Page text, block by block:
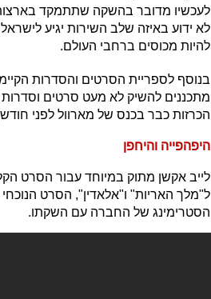
לעכשיו מדובר בהשקה שתתמקד בארצות
לא ידוע באיזה שלב השירות יגיע
להיות מכוסים ברחבי העולם.
בנוסף לספריית הסרטים והסדרות
מתכננים להשיק לא מעט סרטים
הכרזות כבר בכנס של מארוול לפני
היפהפייה והיחפן
לייב אקשן מתוק במיוחד עבור הסרט
ל"מלך האריות" ו"אלאדין", הסרט הנוכחי
הסטרימינג של החברה עם השקתו.